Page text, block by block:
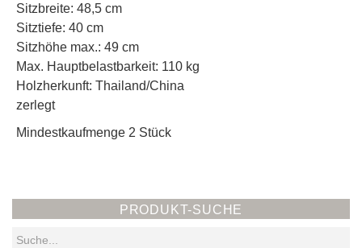
Sitzbreite: 48,5 cm
Sitztiefe: 40 cm
Sitzhöhe max.: 49 cm
Max. Hauptbelastbarkeit: 110 kg
Holzherkunft: Thailand/China
zerlegt
Mindestkaufmenge 2 Stück
PRODUKT-SUCHE
Suchen